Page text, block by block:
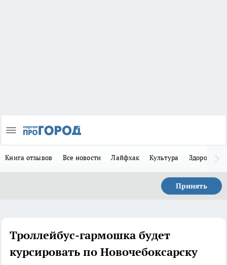
Книга отзывов Все новости Лайфхак Культура Здоровье
Принять
Троллейбус-гармошка будет
курсировать по Новочебоксарску